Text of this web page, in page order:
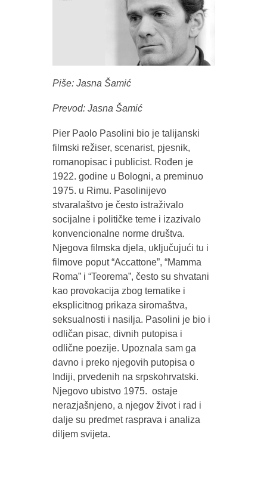
Piše: Jasna Šamić
Prevod: Jasna Šamić
Pier Paolo Pasolini bio je talijanski
filmski režiser, scenarist, pjesnik,
romanopisac i publicist. Rođen je
1922. godine u Bologni, a preminuo
1975. u Rimu. Pasolinijevo
stvaralaštvo je često istraživalo
socijalne i političke teme i izazivalo
konvencionalne norme društva.
Njegova filmska djela, uključujući tu i
filmove poput “Accattone”, “Mamma
Roma” i “Teorema”, često su shvatani
kao provokacija zbog tematike i
eksplicitnog prikaza siromaštva,
seksualnosti i nasilja. Pasolini je bio i
odličan pisac, divnih putopisa i
odlične poezije. Upoznala sam ga
davno i preko njegovih putopisa o
Indiji, prvedenih na srpskohrvatski.
Njegovo ubistvo 1975. ostaje
nerazjašnjeno, a njegov život i rad i
dalje su predmet rasprava i analiza
diljem svijeta.